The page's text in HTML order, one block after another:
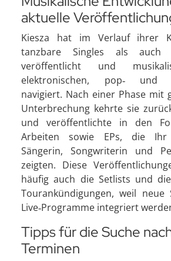
aktuelle
Kiesza hat im Verlauf ihrer
tanzbare Singles als auch
veröffentlicht und
elektronischen, pop‑ und
navigiert. Nach einer Phase mit
Unterbrechung kehrte sie
und veröffentlichte in den
Arbeiten sowie EPs, die
Sängerin, Songwriterin und
zeigten. Diese
häufig auch die Setlists und
Tourankündigungen, weil
Live‑Programme integriert
Tipps für die Suche
Terminen